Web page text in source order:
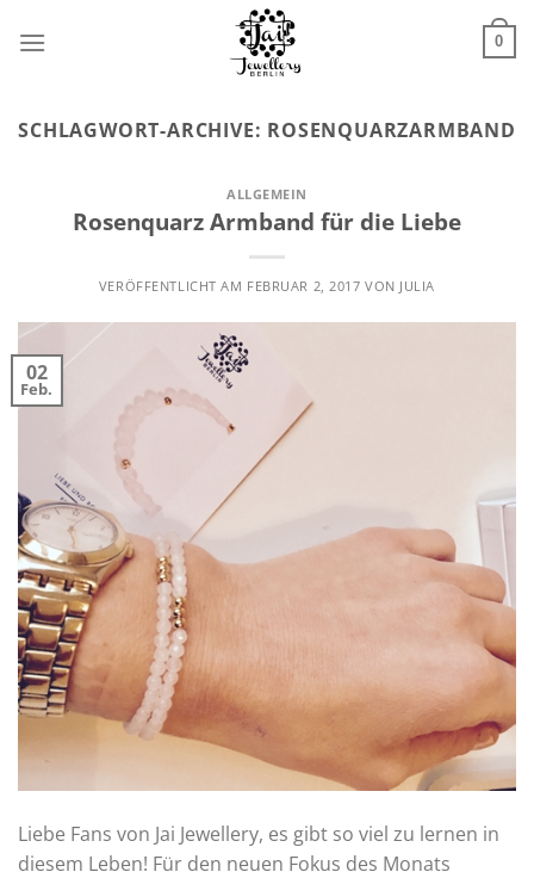
Inhalt
0
SCHLAGWORT-ARCHIVE: ROSENQUARZARMBAND
ALLGEMEIN
Rosenquarz Armband für die Liebe
VERÖFFENTLICHT AM FEBRUAR 2, 2017 VON JULIA
02
Feb.
Liebe Fans von Jai Jewellery, es gibt so viel zu lernen in
diesem Leben! Für den neuen Fokus des Monats